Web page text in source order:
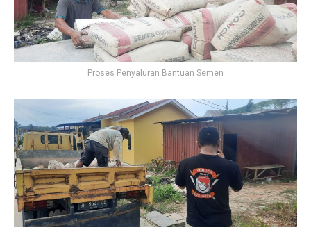
Proses Penyaluran Bantuan Semen